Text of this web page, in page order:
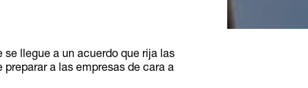
llegue a un acuerdo que rija las
a las empresas de cara a